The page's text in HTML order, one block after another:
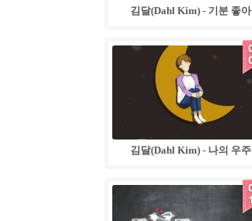
김달(Dahl Kim) - 기분 좋아
김달(Dahl Kim) - 나의 우주